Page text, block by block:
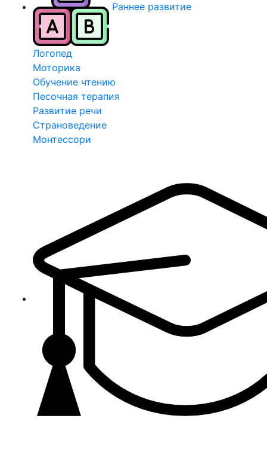
Раннее развитие
Логопед
Моторика
Обучение чтению
Песочная терапия
Развитие речи
Страноведение
Монтессори